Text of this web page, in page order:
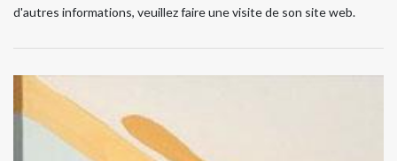
d'autres informations, veuillez faire une visite de son site web.